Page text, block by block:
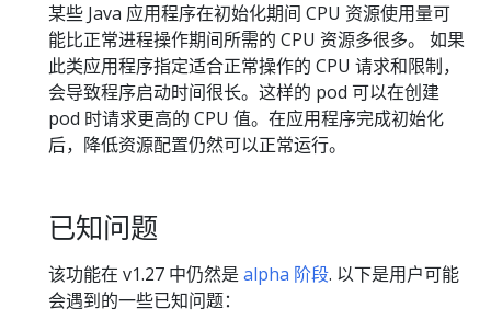
某些 Java 应用程序在初始化期间 CPU 资源使用量可
能比正常进程操作期间所需的 CPU 资源多很多。 如果
此类应用程序指定适合正常操作的 CPU 请求和限制，
会导致程序启动时间很长。这样的 pod 可以在创建
pod 时请求更高的 CPU 值。在应用程序完成初始化
后，降低资源配置仍然可以正常运行。
已知问题
该功能在 v1.27 中仍然是 alpha 阶段. 以下是用户可能
会遇到的一些已知问题：